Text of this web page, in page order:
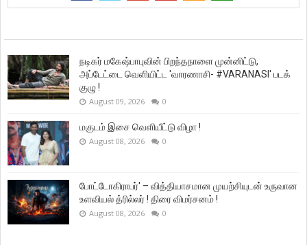
நடிகர் மகேஷ்பாபுவின் பிறந்தநாளை முன்னிட்டு,
அப்டேட்டை வெளியிட்ட 'வாரணாசி- #VARANASI' படக்
குழு !
August 09, 2026 0
மகுடம் இசை வெளியீட்டு விழா !
August 08, 2026 0
போட்டோகிராபர்' – வித்தியாசமான முயற்சியுடன் உருவான
உளவியல் த்ரில்லர் ! திரை விமர்சனம் !
August 08, 2026 0